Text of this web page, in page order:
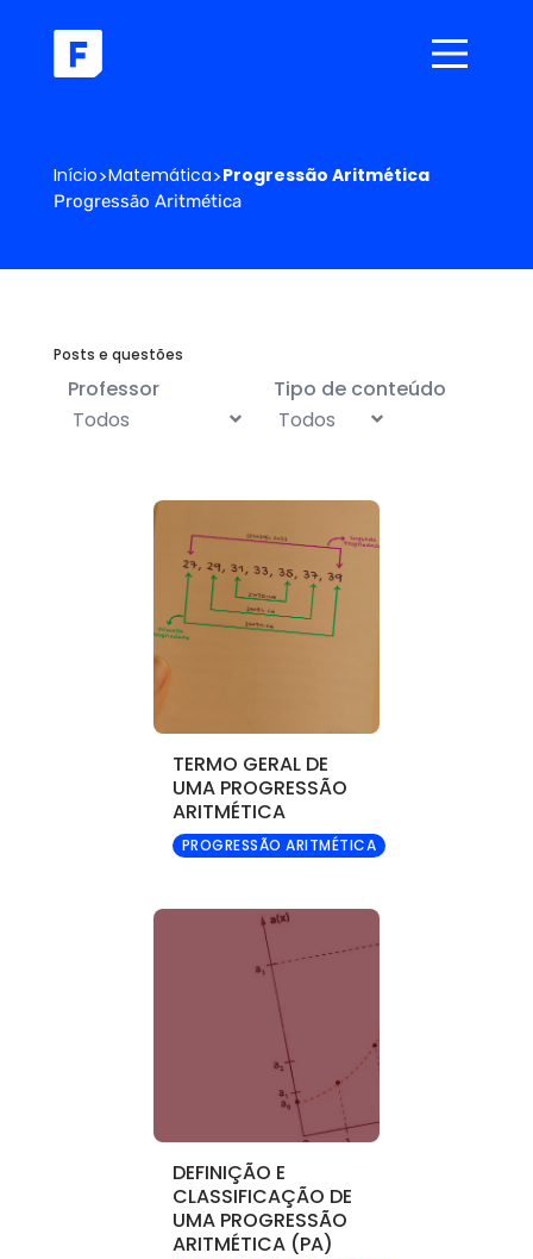
Início>Matemática>Progressão Aritmética
Progressão Aritmética
Posts e questões
Professor Tipo de conteúdo
TERMO GERAL DE
UMA PROGRESSÃO
ARITMÉTICA
PROGRESSÃO ARITMÉTICA
DEFINIÇÃO E
CLASSIFICAÇÃO DE
UMA PROGRESSÃO
ARITMÉTICA (PA)